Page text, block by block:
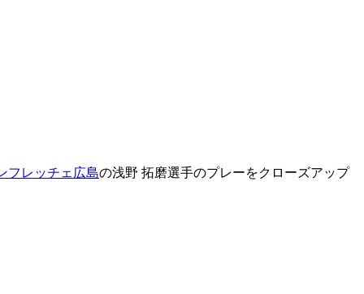
フレッチェ広島の浅野 拓磨選手のプレーをクローズアップ